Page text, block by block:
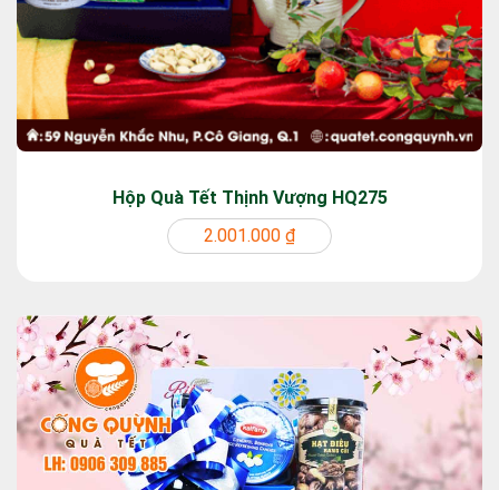
Hộp Quà Tết Thịnh Vượng HQ275
2.001.000 ₫